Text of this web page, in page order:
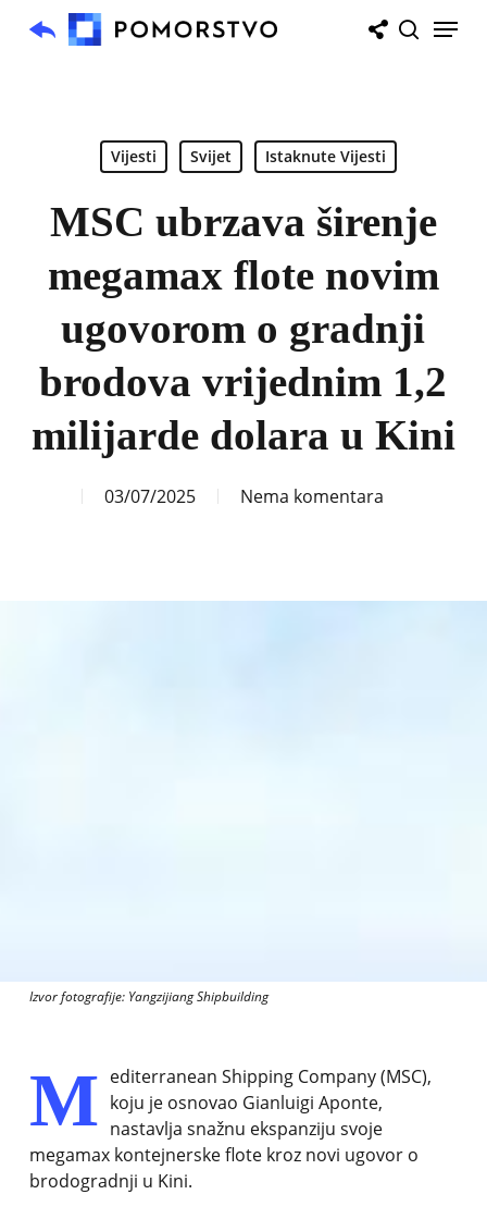
Menu
Vijesti Svijet Istaknute Vijesti
MSC ubrzava širenje
megamax flote novim
ugovorom o gradnji
brodova vrijednim 1,2
milijarde dolara u Kini
03/07/2025 Nema komentara
Izvor fotografije: Yangzijiang Shipbuilding
M editerranean Shipping Company (MSC),
koju je osnovao Gianluigi Aponte,
nastavlja snažnu ekspanziju svoje
megamax kontejnerske flote kroz novi ugovor o
brodogradnji u Kini.